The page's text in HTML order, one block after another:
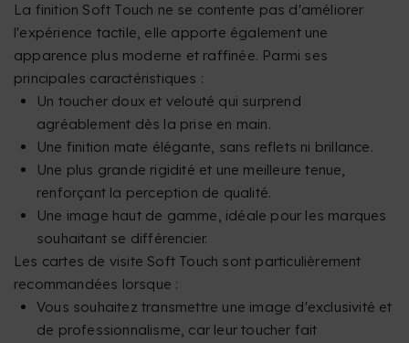
La finition Soft Touch ne se contente pas d'améliorer
l'expérience tactile, elle apporte également une
apparence plus moderne et raffinée. Parmi ses
principales caractéristiques :
Un toucher doux et velouté qui surprend
agréablement dès la prise en main.
Une finition mate élégante, sans reflets ni brillance.
Une plus grande rigidité et une meilleure tenue,
renforçant la perception de qualité.
Une image haut de gamme, idéale pour les marques
souhaitant se différencier.
Les cartes de visite Soft Touch sont particulièrement
recommandées lorsque :
Vous souhaitez transmettre une image d'exclusivité et
de professionnalisme, car leur toucher fait